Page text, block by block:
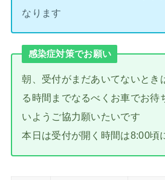
なります
感染症対策でお願い
朝、受付がまだあいてないとき
る時間までなるべくお車でお待
いようご協力願いたいです
本日は受付が開く時間は8:00頃